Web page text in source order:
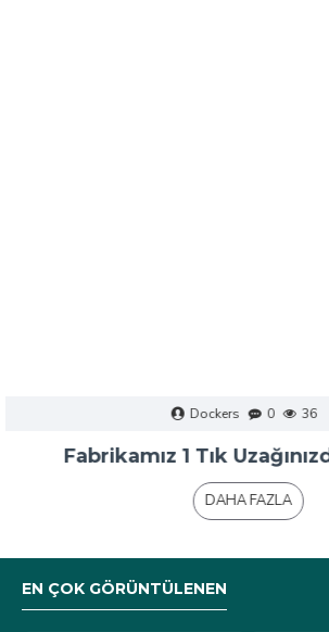
Dockers 0 36
Fabrikamız 1 Tık
DAHA FAZLA
EN ÇOK GÖRÜNTÜLENEN